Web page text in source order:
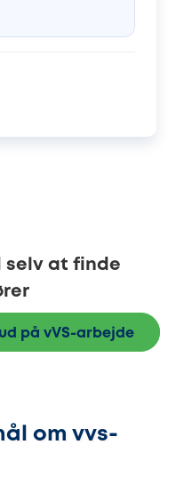
selv at finde
på vVS-arbejde
om vvs-